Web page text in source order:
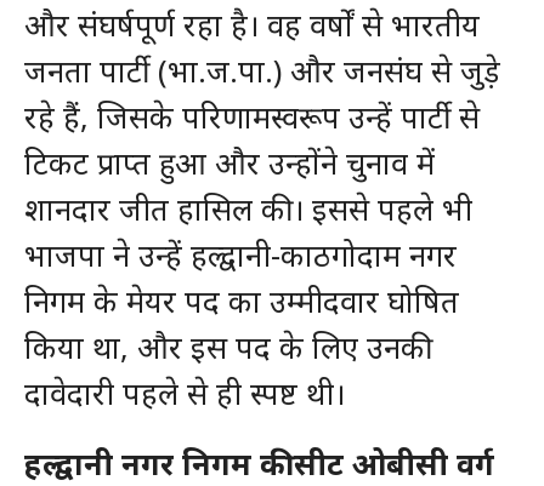
और संघर्षपूर्ण रहा है। वह वर्षों से भारतीय
जनता पार्टी (भा.ज.पा.) और जनसंघ से जुड़े
रहे हैं, जिसके परिणामस्वरूप उन्हें पार्टी से
टिकट प्राप्त हुआ और उन्होंने चुनाव में
शानदार जीत हासिल की। इससे पहले भी
भाजपा ने उन्हें हल्द्वानी-काठगोदाम नगर
निगम के मेयर पद का उम्मीदवार घोषित
किया था, और इस पद के लिए उनकी
दावेदारी पहले से ही स्पष्ट थी।
हल्द्वानी नगर निगम की सीट ओबीसी वर्ग